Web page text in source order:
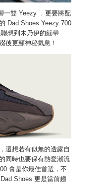
一雙 Yeezy ，更要將配
Dad Shoes Yeezy 700
想到木乃伊的繃帶
後更顯神秘氣息！
還想若有似無的透露自
同時也要保有熱愛潮流
會是你最佳首選，不
Shoes 更是當前趨